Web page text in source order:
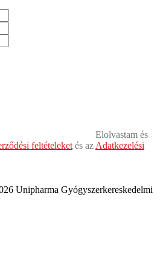
Elolvastam és
feltételeket és az Adatkezelési
Unipharma Gyógyszerkereskedelmi